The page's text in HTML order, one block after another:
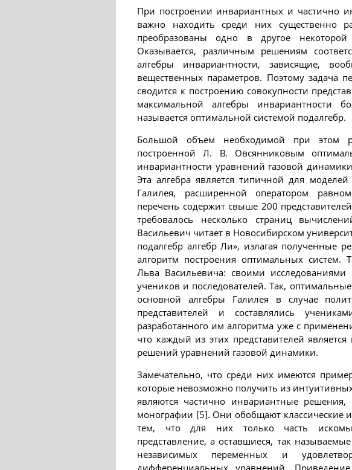
При построении инвариантных и частично
важно находить среди них существенно
преобразованы одно в другое
Оказывается, различным решениям
алгебры инвариантности, зависящие,
вещественных параметров. Поэтому задача
сводится к построению совокупности
максимальной алгебры инвариантности
называется оптимальной системой подалгебр.
Большой объем необходимой при этом
построенной Л. В. Овсянниковым
инвариантности уравнений газовой
Эта алгебра является типичной для
Галилея, расширенной оператором
перечень содержит свыше 200
требовалось несколько страниц
Васильевич читает в Новосибирском
подалгебр алгебр Ли», излагая полученные
алгоритм построения оптимальных систем.
Льва Васильевича: своими
учеников и последователей. Так,
основной алгебры Галилея в случае
представителей и составлялись
разработанного им алгоритма уже с
что каждый из этих представителей
решений уравнений газовой динамики.
Замечательно, что среди них имеются
которые невозможно получить из
являются частично инвариантные
монографии [5]. Они обобщают классические
тем, что для них только часть
представление, а оставшиеся, так
независимых переменных и
дифференциальных уравнений.